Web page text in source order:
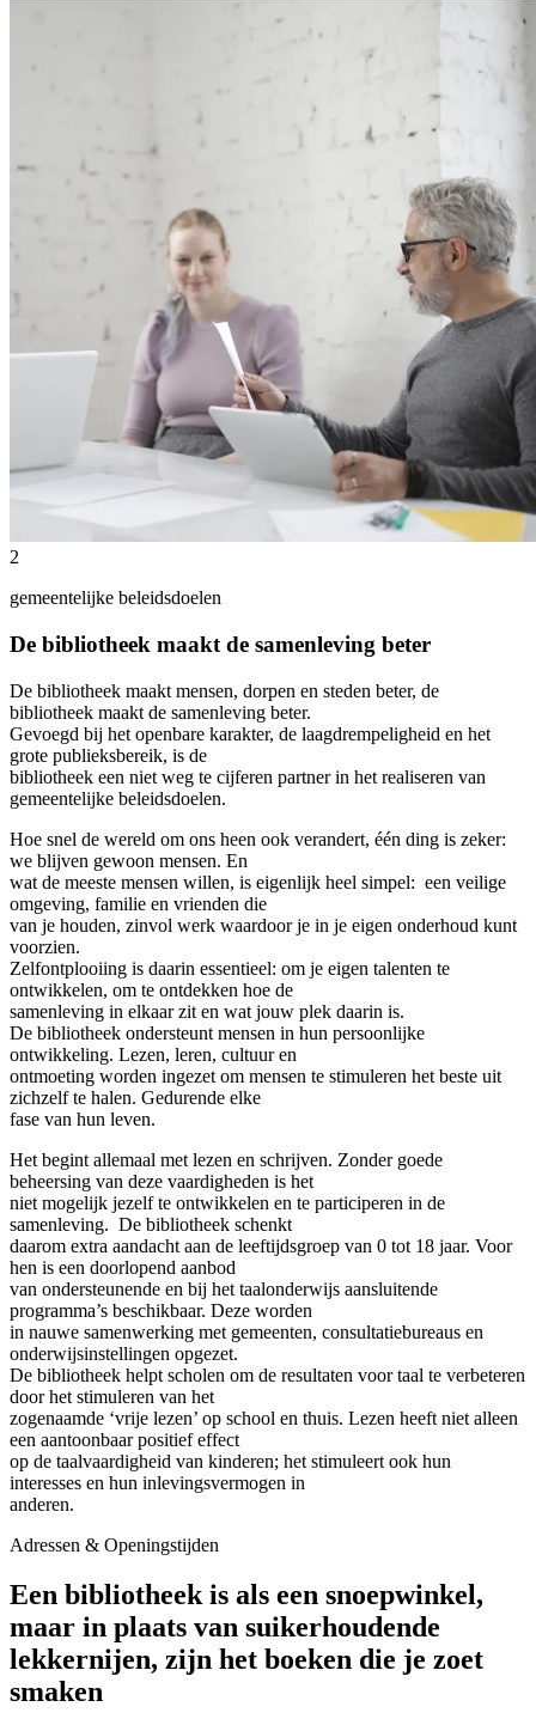
2
gemeentelijke beleidsdoelen
De bibliotheek maakt de samenleving beter
De bibliotheek maakt mensen, dorpen en steden beter, de
bibliotheek maakt de samenleving beter.
Gevoegd bij het openbare karakter, de laagdrempeligheid en het
grote publieksbereik, is de
bibliotheek een niet weg te cijferen partner in het realiseren van
gemeentelijke beleidsdoelen.
Hoe snel de wereld om ons heen ook verandert, één ding is zeker:
we blijven gewoon mensen. En
wat de meeste mensen willen, is eigenlijk heel simpel: een veilige
omgeving, familie en vrienden die
van je houden, zinvol werk waardoor je in je eigen onderhoud kunt
voorzien.
Zelfontplooiing is daarin essentieel: om je eigen talenten te
ontwikkelen, om te ontdekken hoe de
samenleving in elkaar zit en wat jouw plek daarin is.
De bibliotheek ondersteunt mensen in hun persoonlijke
ontwikkeling. Lezen, leren, cultuur en
ontmoeting worden ingezet om mensen te stimuleren het beste uit
zichzelf te halen. Gedurende elke
fase van hun leven.
Het begint allemaal met lezen en schrijven. Zonder goede
beheersing van deze vaardigheden is het
niet mogelijk jezelf te ontwikkelen en te participeren in de
samenleving. De bibliotheek schenkt
daarom extra aandacht aan de leeftijdsgroep van 0 tot 18 jaar. Voor
hen is een doorlopend aanbod
van ondersteunende en bij het taalonderwijs aansluitende
programma’s beschikbaar. Deze worden
in nauwe samenwerking met gemeenten, consultatiebureaus en
onderwijsinstellingen opgezet.
De bibliotheek helpt scholen om de resultaten voor taal te verbeteren
door het stimuleren van het
zogenaamde ‘vrije lezen’ op school en thuis. Lezen heeft niet alleen
een aantoonbaar positief effect
op de taalvaardigheid van kinderen; het stimuleert ook hun
interesses en hun inlevingsvermogen in
anderen.
Adressen & Openingstijden
Een bibliotheek is als een snoepwinkel,
maar in plaats van suikerhoudende
lekkernijen, zijn het boeken die je zoet
smaken